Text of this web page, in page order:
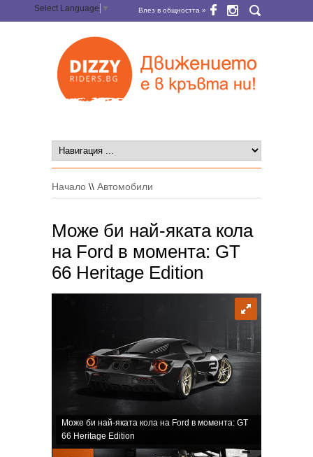
Select Language ▼ Влез в общността »
Начало \\ Автомобили
Може би най-яката кола
на Ford в момента: GT
66 Heritage Edition
Може би най-яката кола на Ford в момента: GT
66 Heritage Edition